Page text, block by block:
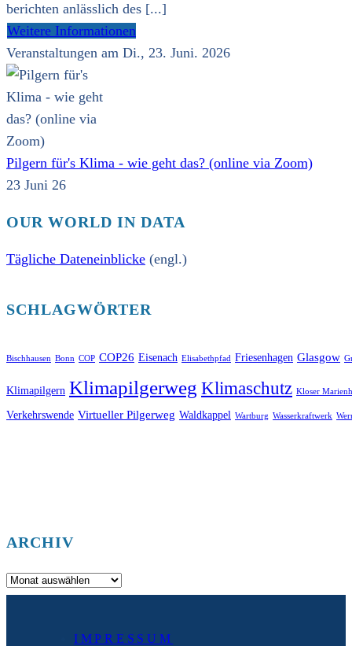
berichten anlässlich des [...]
Weitere Informationen
Veranstaltungen am Di., 23. Juni. 2026
Pilgern für's Klima - wie geht das? (online via Zoom)
23 Juni 26
OUR WORLD IN DATA
Tägliche Dateneinblicke (engl.)
SCHLAGWÖRTER
Bischhausen Bonn COP COP26 Eisenach Elisabethpfad Friesenhagen Glasgow
Klimapilgern Klimapilgerweg Klimaschutz Kloser
Verkehrswende Virtueller Pilgerweg Waldkappel Wartburg Wasserkraftwerk
ARCHIV
Archiv
IMPRESSUM